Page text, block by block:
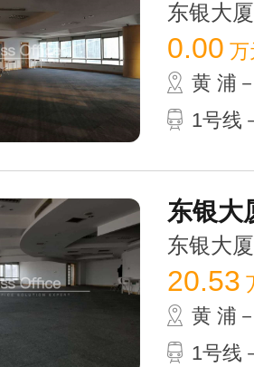
东银大
0.00 万
黄 浦
1号线
东银大
东银大
20.53
黄 浦
1号线